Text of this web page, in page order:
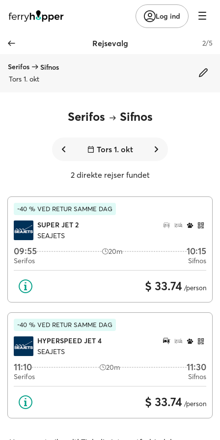
Log ind
Rejsevalg 2/5
Serifos
Sifnos
Tors 1. okt
Serifos Sifnos
Tors 1. okt
2 direkte rejser fundet
-40 % VED RETUR SAMME DAG
SUPER JET 2
SEAJETS
09:55 20m 10:15
Serifos Sifnos
$ 33.74 /person
-40 % VED RETUR SAMME DAG
HYPERSPEED JET 4
SEAJETS
11:10 20m 11:30
Serifos Sifnos
$ 33.74 /person